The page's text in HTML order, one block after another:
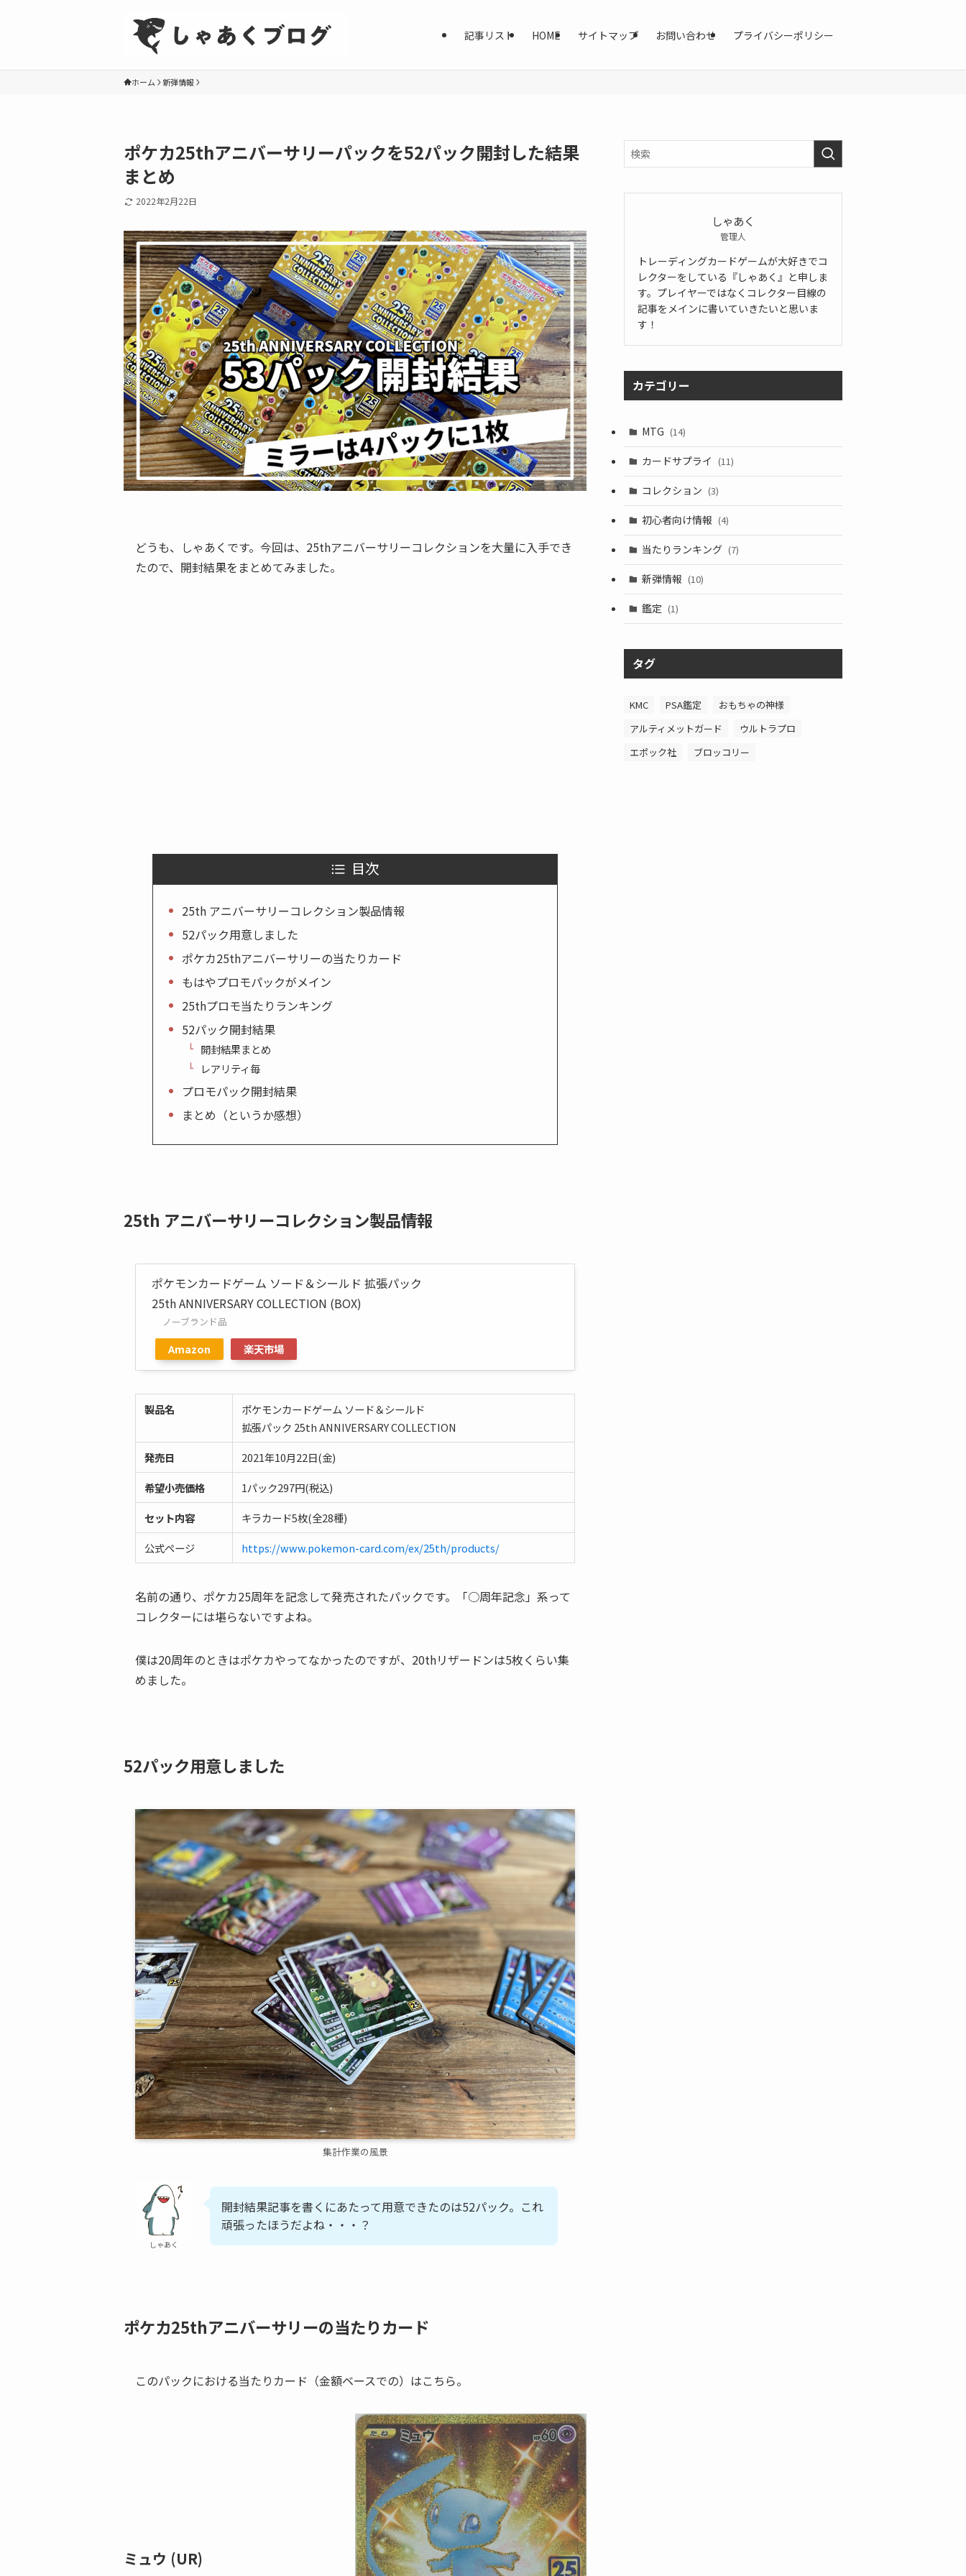
記事リスト HOME サイトマップ お問い合わせ プライバシーポリシー
ホーム 新弾情報
ポケカ25thアニバーサリーパックを52パック開封した結果
まとめ
2022年2月22日
どうも、しゃあくです。今回は、25thアニバーサリーコレクションを大量に入手でき
たので、開封結果をまとめてみました。
目次
25th アニバーサリーコレクション製品情報
52パック用意しました
ポケカ25thアニバーサリーの当たりカード
もはやプロモパックがメイン
25thプロモ当たりランキング
52パック開封結果
開封結果まとめ
レアリティ毎
プロモパック開封結果
まとめ（というか感想）
25th アニバーサリーコレクション製品情報
ポケモンカードゲーム ソード＆シールド 拡張パック
25th ANNIVERSARY COLLECTION (BOX)
ノーブランド品
Amazon 楽天市場
製品名
ポケモンカードゲーム ソード＆シールド
拡張パック 25th ANNIVERSARY COLLECTION
発売日
2021年10月22日(金)
希望小売価格
1パック297円(税込)
セット内容
キラカード5枚(全28種)
公式ページ
https://www.pokemon-card.com/ex/25th/products/
名前の通り、ポケカ25周年を記念して発売されたパックです。「○周年記念」系って
コレクターには堪らないですよね。
僕は20周年のときはポケカやってなかったのですが、20thリザードンは5枚くらい集
めました。
52パック用意しました
集計作業の風景
しゃあく
開封結果記事を書くにあたって用意できたのは52パック。これ
頑張ったほうだよね・・・？
ポケカ25thアニバーサリーの当たりカード
このパックにおける当たりカード（金額ベースでの）はこちら。
ミュウ (UR)
しゃあく
管理人
トレーディングカードゲームが大好きでコ
レクターをしている『しゃあく』と申しま
す。プレイヤーではなくコレクター目線の
記事をメインに書いていきたいと思いま
す！
カテゴリー
MTG (14)
カードサプライ (11)
コレクション (3)
初心者向け情報 (4)
当たりランキング (7)
新弾情報 (10)
鑑定 (1)
タグ
KMC PSA鑑定
おもちゃの神様
アルティメットガード
ウルトラプロ
エポック社
ブロッコリー